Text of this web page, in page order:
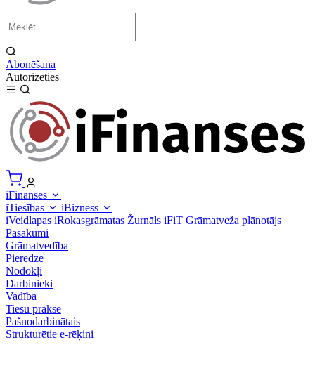
Abonēšana
Autorizēties
iFinanses
iTiesības
iBizness
iVeidlapas iRokasgrāmatas Žurnāls iFiT Grāmatveža plānotājs
Pasākumi
Grāmatvedība
Pieredze
Nodokļi
Darbinieki
Vadība
Tiesu prakse
Pašnodarbinātais
Strukturētie e-rēķini